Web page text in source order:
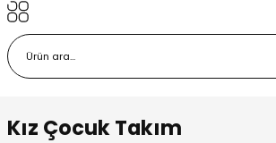
Kız Çocuk Takım
Bere ve Eldiven
Ürünleri